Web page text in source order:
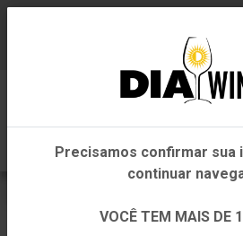
CARNE VERMELHA
Em que Estado você está?
Pernambuco
Outros
Precisamos confirmar sua
continuar
VOCÊ TEM MAIS DE